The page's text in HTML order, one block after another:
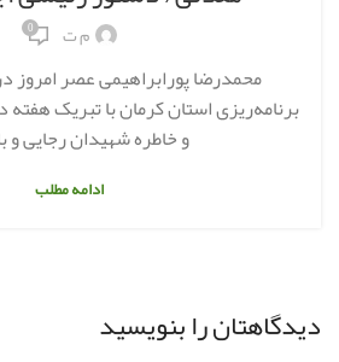
م ت 0
محمدرضا پورابراهیمی عصر امروز
برنامه‌ریزی استان کرمان با تبریک
و خاطره شهیدان رجایی و
ادامه مطلب
دیدگاهتان را بنویسید